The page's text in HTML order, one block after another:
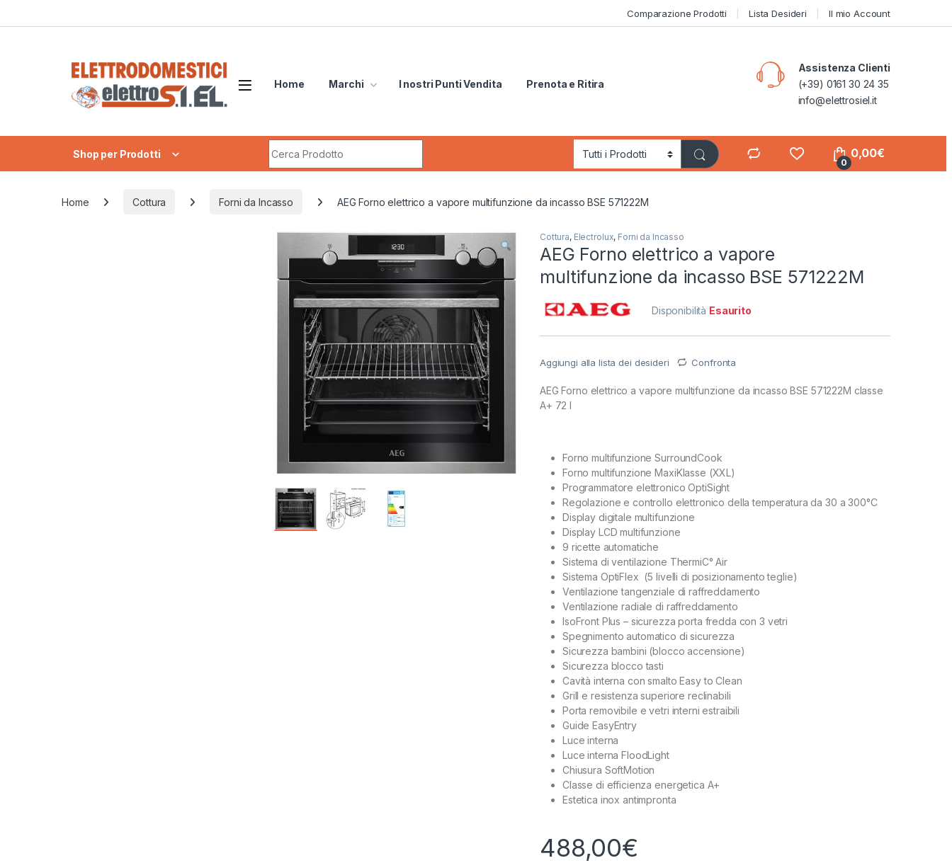
Comparazione Prodotti Lista Desideri Il mio Account
Home Marchi I nostri Punti Vendita Prenota e Ritira
Assistenza Clienti
(+39) 0161 30 24 35
info@elettrosiel.it
Shop per Prodotti
0
0,00€
Home Cottura Forni da Incasso AEG Forno elettrico a vapore multifunzione da incasso BSE 571222M
Cottura, Electrolux, Forni da Incasso
AEG Forno elettrico a vapore
multifunzione da incasso BSE 571222M
Disponibilità Esaurito
Aggiungi alla lista dei desideri Confronta
AEG Forno elettrico a vapore multifunzione da incasso BSE 571222M classe
A+ 72 l
Forno multifunzione SurroundCook
Forno multifunzione MaxiKlasse (XXL)
Programmatore elettronico OptiSight
Regolazione e controllo elettronico della temperatura da 30 a 300°C
Display digitale multifunzione
Display LCD multifunzione
9 ricette automatiche
Sistema di ventilazione ThermiC° Air
Sistema OptiFlex (5 livelli di posizionamento teglie)
Ventilazione tangenziale di raffreddamento
Ventilazione radiale di raffreddamento
IsoFront Plus – sicurezza porta fredda con 3 vetri
Spegnimento automatico di sicurezza
Sicurezza bambini (blocco accensione)
Sicurezza blocco tasti
Cavità interna con smalto Easy to Clean
Grill e resistenza superiore reclinabili
Porta removibile e vetri interni estraibili
Guide EasyEntry
Luce interna
Luce interna FloodLight
Chiusura SoftMotion
Classe di efficienza energetica A+
Estetica inox antimpronta
488,00€